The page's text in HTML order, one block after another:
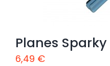
Planes Sparky
6,49 €